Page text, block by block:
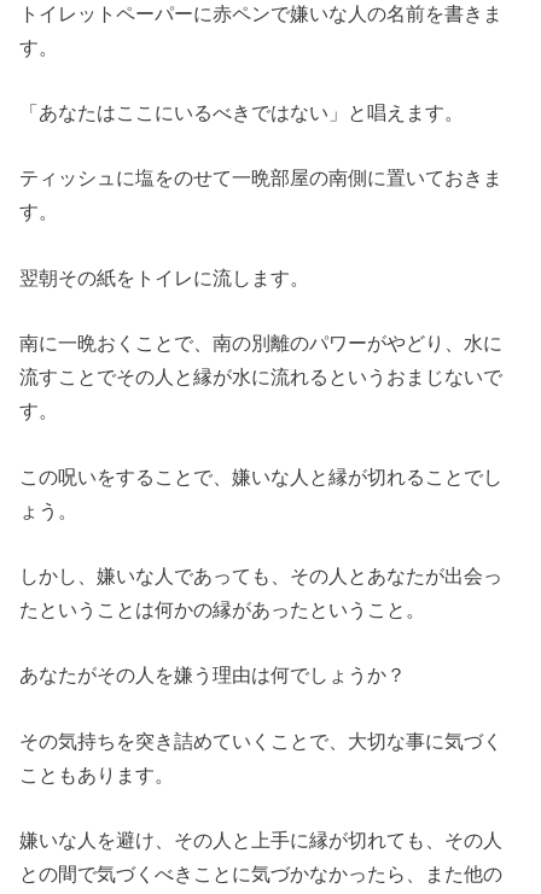
トイレットペーパーに赤ペンで嫌いな人の名前を書きま
す。
「あなたはここにいるべきではない」と唱えます。
ティッシュに塩をのせて一晩部屋の南側に置いておきま
す。
翌朝その紙をトイレに流します。
南に一晩おくことで、南の別離のパワーがやどり、水に
流すことでその人と縁が水に流れるというおまじないで
す。
この呪いをすることで、嫌いな人と縁が切れることでし
ょう。
しかし、嫌いな人であっても、その人とあなたが出会っ
たということは何かの縁があったということ。
あなたがその人を嫌う理由は何でしょうか？
その気持ちを突き詰めていくことで、大切な事に気づく
こともあります。
嫌いな人を避け、その人と上手に縁が切れても、その人
との間で気づくべきことに気づかなかったら、また他の